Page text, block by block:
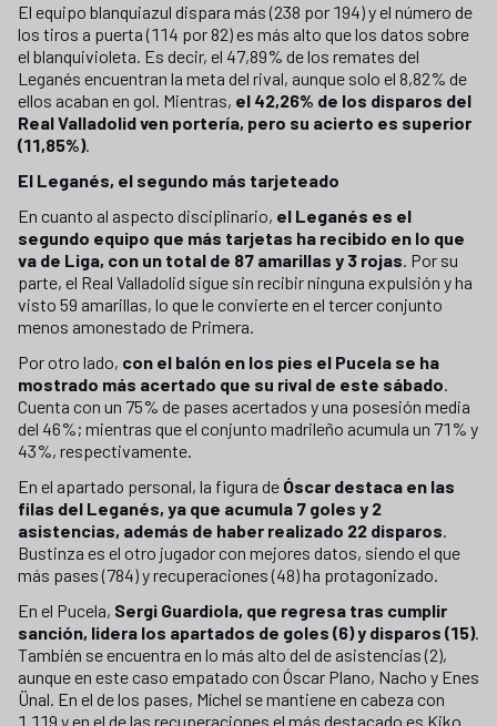
El equipo blanquiazul dispara más (238 por 194) y el número de
los tiros a puerta (114 por 82) es más alto que los datos sobre
el blanquivioleta. Es decir, el 47,89% de los remates del
Leganés encuentran la meta del rival, aunque solo el 8,82% de
ellos acaban en gol. Mientras, el 42,26% de los disparos del
Real Valladolid ven portería, pero su acierto es superior
(11,85%).
El Leganés, el segundo más tarjeteado
En cuanto al aspecto disciplinario, el Leganés es el
segundo equipo que más tarjetas ha recibido en lo que
va de Liga, con un total de 87 amarillas y 3 rojas. Por su
parte, el Real Valladolid sigue sin recibir ninguna expulsión y ha
visto 59 amarillas, lo que le convierte en el tercer conjunto
menos amonestado de Primera.
Por otro lado, con el balón en los pies el Pucela se ha
mostrado más acertado que su rival de este sábado.
Cuenta con un 75% de pases acertados y una posesión media
del 46%; mientras que el conjunto madrileño acumula un 71% y
43%, respectivamente.
En el apartado personal, la figura de Óscar destaca en las
filas del Leganés, ya que acumula 7 goles y 2
asistencias, además de haber realizado 22 disparos.
Bustinza es el otro jugador con mejores datos, siendo el que
más pases (784) y recuperaciones (48) ha protagonizado.
En el Pucela, Sergi Guardiola, que regresa tras cumplir
sanción, lidera los apartados de goles (6) y disparos (15).
También se encuentra en lo más alto del de asistencias (2),
aunque en este caso empatado con Óscar Plano, Nacho y Enes
Ünal. En el de los pases, Míchel se mantiene en cabeza con
1.119 y en el de las recuperaciones el más destacado es Kiko